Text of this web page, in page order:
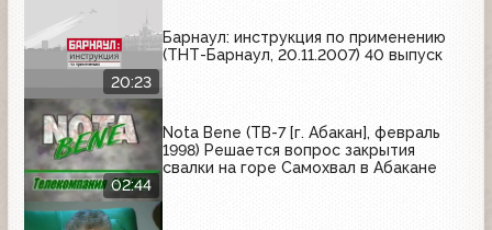
20:23
Барнаул: инструкция по применению
(ТНТ-Барнаул, 20.11.2007) 40 выпуск
02:44
Nota Bene (ТВ-7 [г. Абакан], февраль
1998) Решается вопрос закрытия
свалки на горе Самохвал в Абакане